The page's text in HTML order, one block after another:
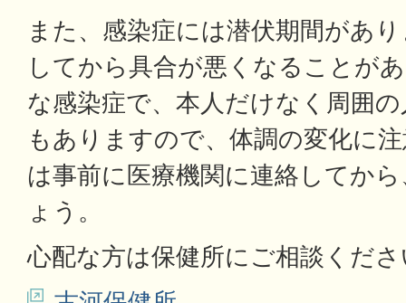
また、感染症には潜伏期間があ
してから具合が悪くなることが
な感染症で、本人だけなく周囲
もありますので、体調の変化に
は事前に医療機関に連絡してか
ょう。
心配な方は保健所にご相談くだ